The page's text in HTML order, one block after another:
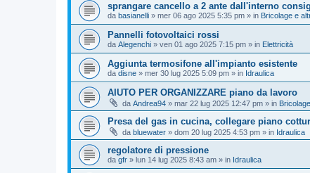
sprangare cancello a 2 ante dall'interno
da basianelli » mer 06 ago 2025 5:35 pm » in Bricolage e
Pannelli fotovoltaici rossi
da Alegenchi » ven 01 ago 2025 7:15 pm » in Elettricità
Aggiunta termosifone all'impianto esistente
da disne » mer 30 lug 2025 5:09 pm » in Idraulica
AIUTO PER ORGANIZZARE piano da lavoro
da Andrea94 » mar 22 lug 2025 12:47 pm » in
Presa del gas in cucina, collegare piano
da bluewater » dom 20 lug 2025 4:53 pm » in Idraulica
regolatore di pressione
da gfr » lun 14 lug 2025 8:43 am » in Idraulica